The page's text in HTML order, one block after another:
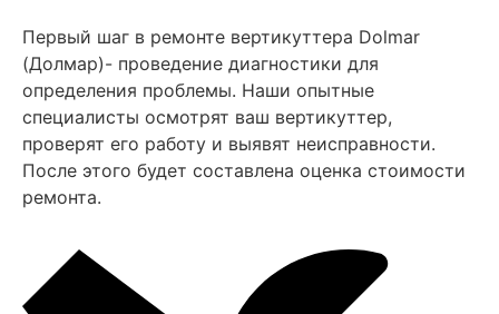
Первый шаг в ремонте вертикуттера Dolmar
(Долмар)- проведение диагностики для
определения проблемы. Наши опытные
специалисты осмотрят ваш вертикуттер,
проверят его работу и выявят неисправности.
После этого будет составлена оценка стоимости
ремонта.